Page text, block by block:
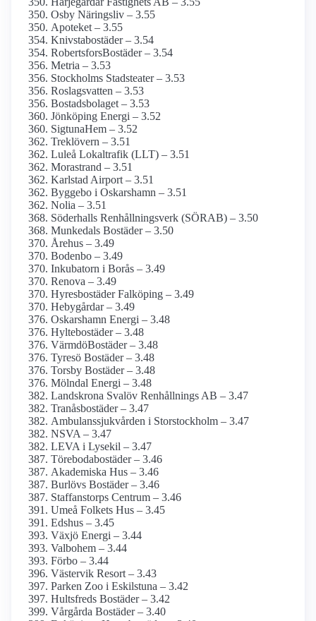
Osby Näringsliv – 3.55
Apoteket – 3.55
Knivstabostäder – 3.54
RobertsforsBostäder – 3.54
Metria – 3.53
Stockholms Stadsteater – 3.53
Roslagsvatten – 3.53
Bostadsbolaget – 3.53
Jönköping Energi – 3.52
SigtunaHem – 3.52
Treklövern – 3.51
Luleå Lokaltrafik (LLT) – 3.51
Morastrand – 3.51
Karlstad Airport – 3.51
Byggebo i Oskarshamn – 3.51
Nolia – 3.51
Söderhalls Renhållningsverk (SÖRAB) – 3.50
Munkedals Bostäder – 3.50
Årehus – 3.49
Bodenbo – 3.49
Inkubatorn i Borås – 3.49
Renova – 3.49
Hyresbostäder Falköping – 3.49
Hebygårdar – 3.49
Oskarshamn Energi – 3.48
Hyltebostäder – 3.48
VärmdöBostäder – 3.48
Tyresö Bostäder – 3.48
Torsby Bostäder – 3.48
Mölndal Energi – 3.48
Landskrona Svalöv Renhållnings AB – 3.47
Tranåsbostäder – 3.47
Ambulanssjukvården i Storstockholm – 3.47
NSVA – 3.47
LEVA i Lysekil – 3.47
Törebodabostäder – 3.46
Akademiska Hus – 3.46
Burlövs Bostäder – 3.46
Staffanstorps Centrum – 3.46
Umeå Folkets Hus – 3.45
Edshus – 3.45
Växjö Energi – 3.44
Valbohem – 3.44
Förbo – 3.44
Västervik Resort – 3.43
Parken Zoo i Eskilstuna – 3.42
Hultsfreds Bostäder – 3.42
Vårgårda Bostäder – 3.40